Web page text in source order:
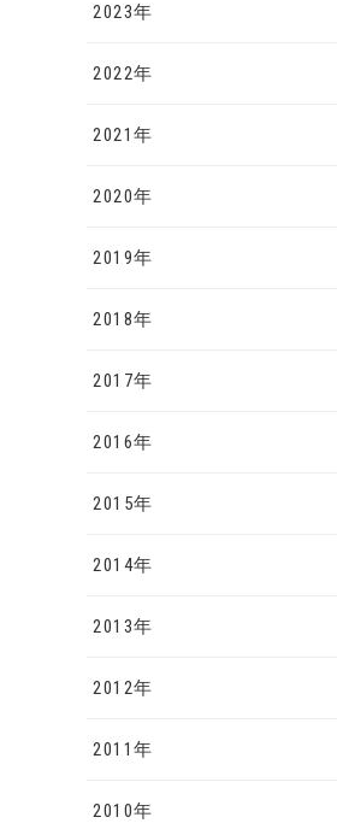
2023年
2022年
2021年
2020年
2019年
2018年
2017年
2016年
2015年
2014年
2013年
2012年
2011年
2010年